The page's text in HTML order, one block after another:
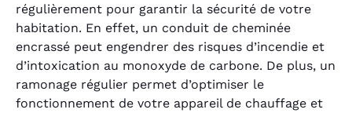
régulièrement pour garantir la sécurité de votre
habitation. En effet, un conduit de cheminée
encrassé peut engendrer des risques d’incendie et
d’intoxication au monoxyde de carbone. De plus, un
ramonage régulier permet d’optimiser le
fonctionnement de votre appareil de chauffage et